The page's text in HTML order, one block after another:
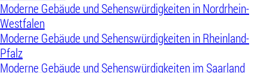
Moderne Gebäude und Sehenswürdigkeiten in Nordrhein-
Westfalen
Moderne Gebäude und Sehenswürdigkeiten in Rheinland-
Pfalz
Moderne Gebäude und Sehenswürdigkeiten im Saarland